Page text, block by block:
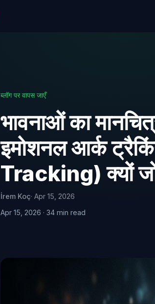
ब्लॉग पर वापस जाएँ
भावनाओं का
इमोशनल आर्क
Tracking) क्यों
İrem Koç· Apr 15, 2026
Apr 15, 2026 · 34 min read